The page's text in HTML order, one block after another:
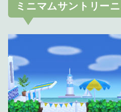
ミニマムサントリーニ